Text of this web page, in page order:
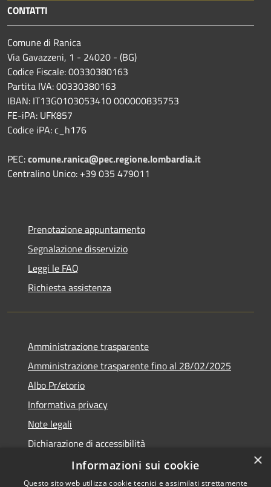
CONTATTI
Comune di Ranica
Via Gavazzeni, 1 - 24020 - (BG)
Codice Fiscale: 00330380163
Partita IVA: 00330380163
IBAN: IT13G0103053410 000000835753
FE-iPA: UFK857
Codice iPA: c_h176
PEC:comune.ranica@pec.regione.lombardia.it
Centralino Unico: +39 035 479011
Prenotazione appuntamento
Segnalazione disservizio
Leggi le FAQ
Richiesta assistenza
Amministrazione trasparente
Amministrazione trasparente fino al 28/02/2025
Albo Pr/etorio
Informativa privacy
Note legali
Dichiarazione di accessibilità
Obiettivi di accessibilità
×
Informazioni sui cookie
Questo sito web utilizza cookie tecnici e assimilati strettamente